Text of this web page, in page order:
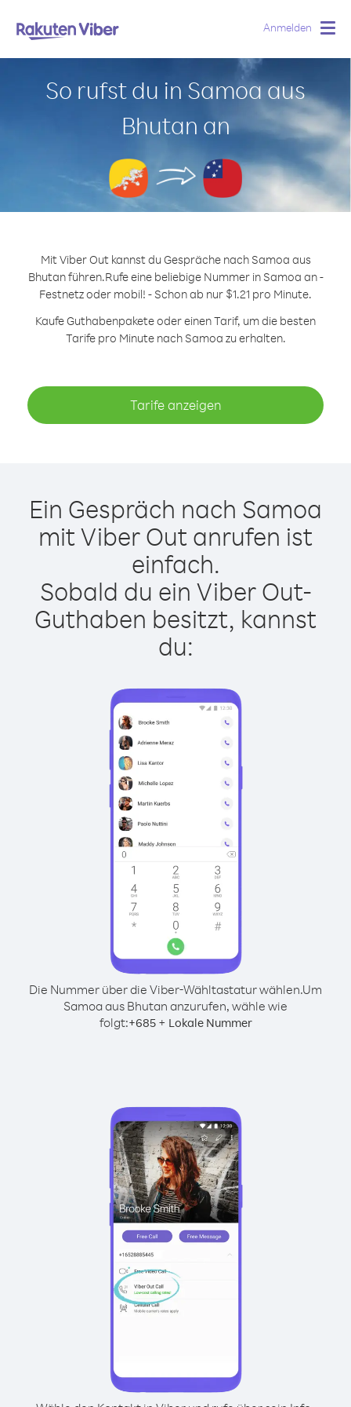
Anmelden
So rufst du in Samoa aus
Bhutan an
Mit Viber Out kannst du Gespräche nach Samoa aus
Bhutan führen.Rufe eine beliebige Nummer in Samoa an -
Festnetz oder mobil! - Schon ab nur $1.21 pro Minute.
Kaufe Guthabenpakete oder einen Tarif, um die besten
Tarife pro Minute nach Samoa zu erhalten.
Tarife anzeigen
Ein Gespräch nach Samoa
mit Viber Out anrufen ist
einfach.
Sobald du ein Viber Out-
Guthaben besitzt, kannst
du:
Die Nummer über die Viber-Wähltastatur wählen.Um
Samoa aus Bhutan anzurufen, wähle wie
folgt:+685+ Lokale Nummer